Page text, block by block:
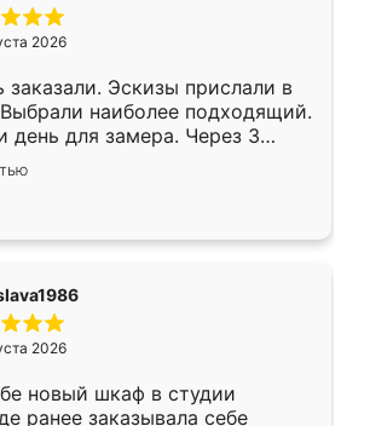
2026
заказали. Эскизы прислали в
наиболее подходящий.
день для замера. Через 3
была уже готова. Остались
Спасибо Ренессанс
работу!
2026
новый шкаф в студии
ранее заказывала себе